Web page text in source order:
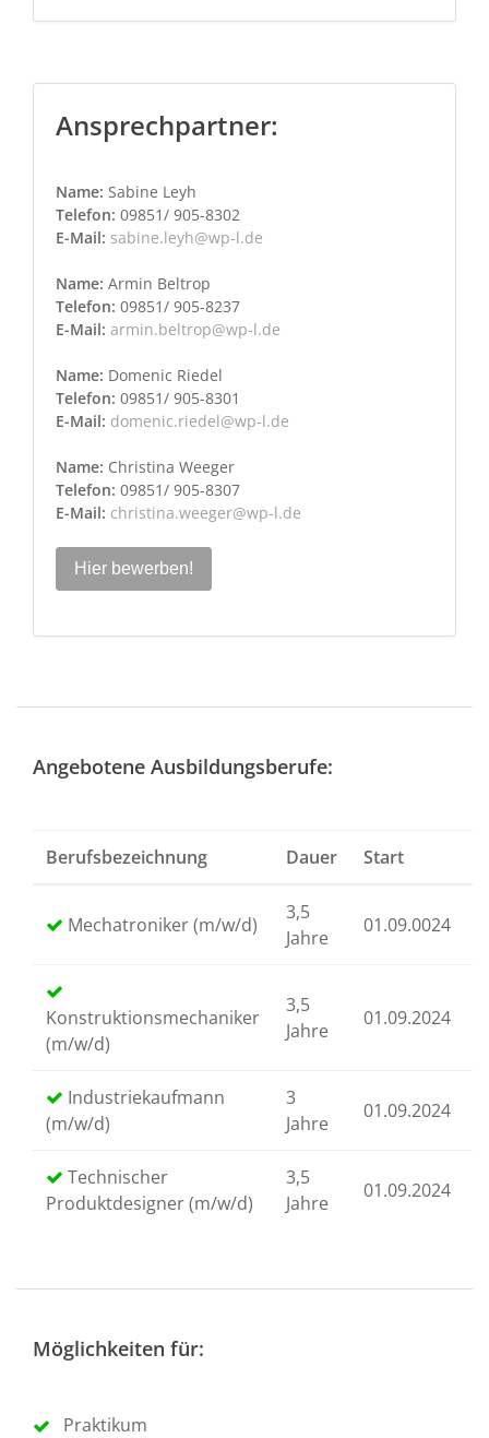
Ansprechpartner:
Name: Sabine Leyh
Telefon: 09851/ 905-8302
E-Mail: sabine.leyh@wp-l.de
Name: Armin Beltrop
Telefon: 09851/ 905-8237
E-Mail: armin.beltrop@wp-l.de
Name: Domenic Riedel
Telefon: 09851/ 905-8301
E-Mail: domenic.riedel@wp-l.de
Name: Christina Weeger
Telefon: 09851/ 905-8307
E-Mail: christina.weeger@wp-l.de
Hier bewerben!
Angebotene Ausbildungsberufe:
Berufsbezeichnung Dauer Start
Mechatroniker (m/w/d)
3,5
Jahre
01.09.0024
Konstruktionsmechaniker
(m/w/d)
3,5
Jahre
01.09.2024
Industriekaufmann
(m/w/d)
3
Jahre
01.09.2024
Technischer
Produktdesigner (m/w/d)
3,5
Jahre
01.09.2024
Möglichkeiten für:
Praktikum